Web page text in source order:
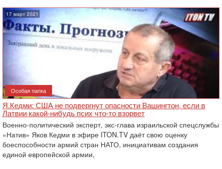
17 март 2021
Особая папка
Я.Кедми: США не подвергнут опасности Вашингтон, если в
Латвии какой-нибудь псих что-то взорвет
Военно-политический эксперт, экс-глава израильской спецслужбы
«Натив» Яков Кедми в эфире ITON.TV даёт свою оценку
боеспособности армий стран НАТО, инициативам создания
единой европейской армии,